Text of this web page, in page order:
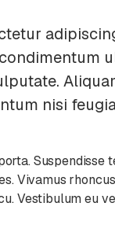
nisi
Suspendisse
Vivamus
Vestibulum eu